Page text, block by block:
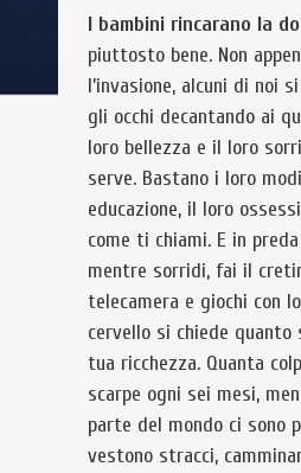
I bambini rincarano la
piuttosto bene. Non
l’invasione, alcuni di noi
gli occhi decantando ai
loro bellezza e il loro
serve. Bastano i loro
educazione, il loro
come ti chiami. E in
mentre sorridi, fai il
telecamera e giochi con
cervello si chiede quanto
tua ricchezza. Quanta
scarpe ogni sei mesi,
parte del mondo ci sono
vestono stracci,